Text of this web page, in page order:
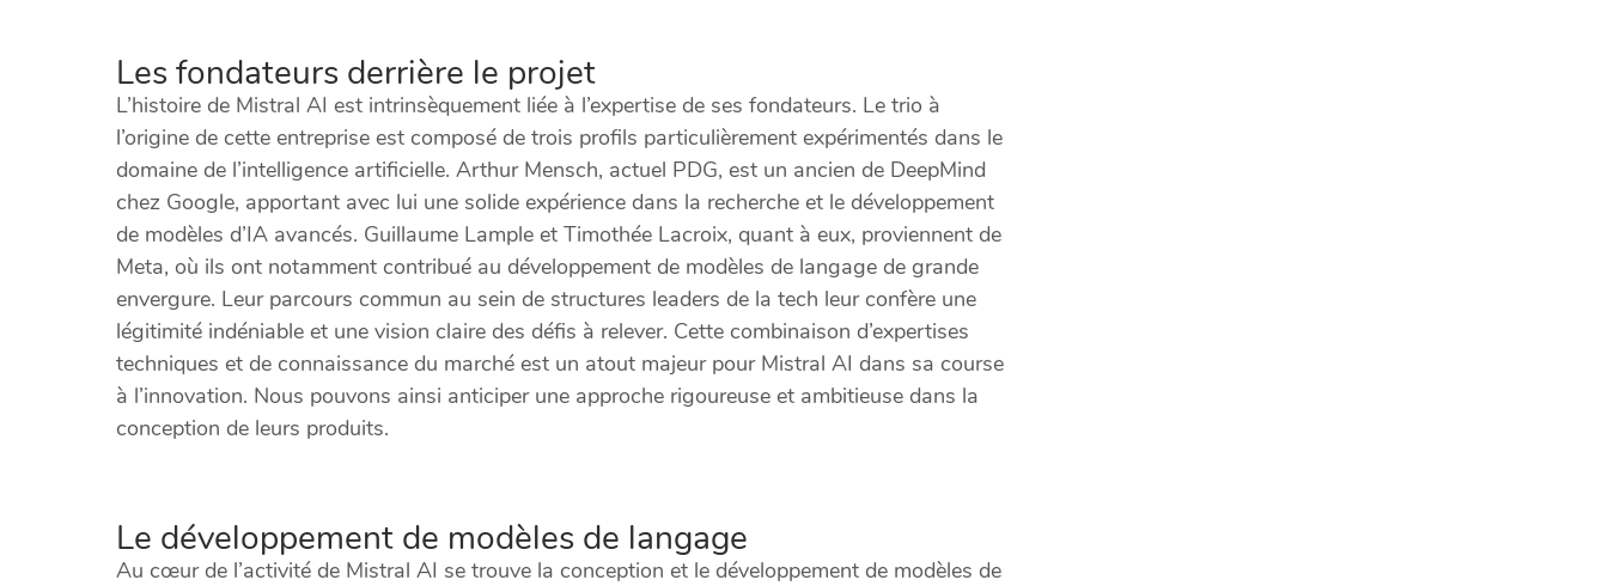
Les fondateurs derrière le projet
L’histoire de Mistral AI est intrinsèquement liée à l’expertise de ses fondateurs. Le trio à
l’origine de cette entreprise est composé de trois profils particulièrement expérimentés dans le
domaine de l’intelligence artificielle. Arthur Mensch, actuel PDG, est un ancien de DeepMind
chez Google, apportant avec lui une solide expérience dans la recherche et le développement
de modèles d’IA avancés. Guillaume Lample et Timothée Lacroix, quant à eux, proviennent de
Meta, où ils ont notamment contribué au développement de modèles de langage de grande
envergure. Leur parcours commun au sein de structures leaders de la tech leur confère une
légitimité indéniable et une vision claire des défis à relever. Cette combinaison d’expertises
techniques et de connaissance du marché est un atout majeur pour Mistral AI dans sa course
à l’innovation. Nous pouvons ainsi anticiper une approche rigoureuse et ambitieuse dans la
conception de leurs produits.
Le développement de modèles de langage
Au cœur de l’activité de Mistral AI se trouve la conception et le développement de modèles de